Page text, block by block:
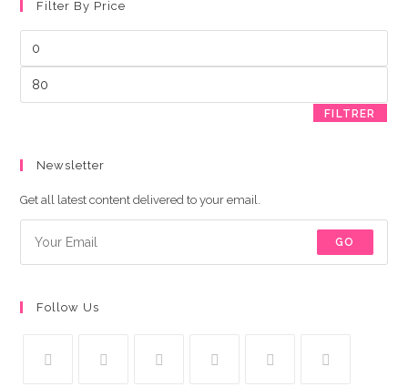
Filter By Price
FILTRER
Newsletter
Get all latest content delivered to your email.
GO
Follow Us